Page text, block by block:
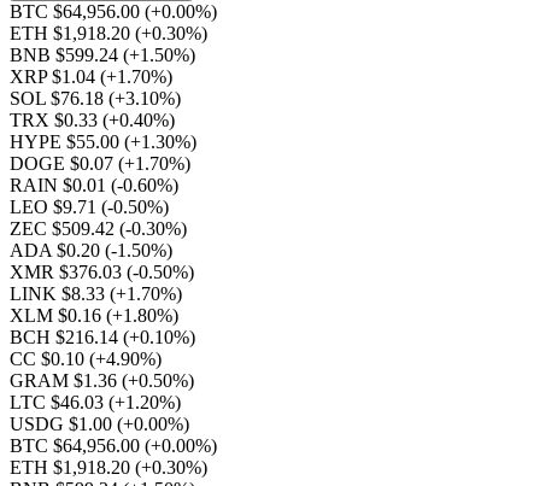
BTC $64,956.00 (+0.00%)
ETH $1,918.20 (+0.30%)
BNB $599.24 (+1.50%)
XRP $1.04 (+1.70%)
SOL $76.18 (+3.10%)
TRX $0.33 (+0.40%)
HYPE $55.00 (+1.30%)
DOGE $0.07 (+1.70%)
RAIN $0.01 (-0.60%)
LEO $9.71 (-0.50%)
ZEC $509.42 (-0.30%)
ADA $0.20 (-1.50%)
XMR $376.03 (-0.50%)
LINK $8.33 (+1.70%)
XLM $0.16 (+1.80%)
BCH $216.14 (+0.10%)
CC $0.10 (+4.90%)
GRAM $1.36 (+0.50%)
LTC $46.03 (+1.20%)
USDG $1.00 (+0.00%)
BTC $64,956.00 (+0.00%)
ETH $1,918.20 (+0.30%)